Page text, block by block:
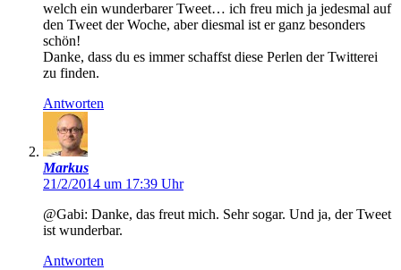
welch ein wunderbarer Tweet… ich freu mich ja jedesmal auf
den Tweet der Woche, aber diesmal ist er ganz besonders
schön!
Danke, dass du es immer schaffst diese Perlen der Twitterei
zu finden.
Antworten
Markus
21/2/2014 um 17:39 Uhr
@Gabi: Danke, das freut mich. Sehr sogar. Und ja, der Tweet
ist wunderbar.
Antworten